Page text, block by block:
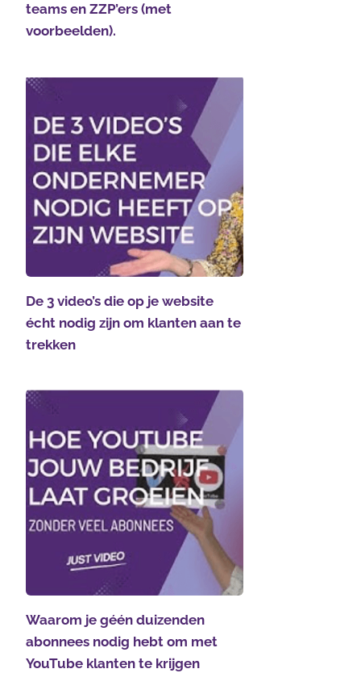
teams en ZZP’ers (met
voorbeelden).
De 3 video’s die op je website
écht nodig zijn om klanten aan te
trekken
Waarom je géén duizenden
abonnees nodig hebt om met
YouTube klanten te krijgen